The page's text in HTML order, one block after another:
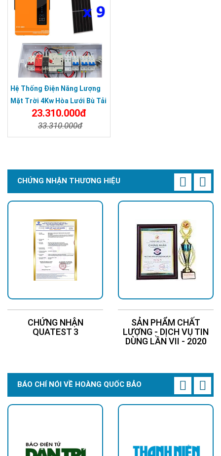
Hệ Thống Điện Năng Lượng
Mặt Trời 4Kw Hòa Lưới Bù Tải
- Độc Lập - Lưu Trữ(Hybrid)
23.310.000đ
33.310.000đ
CHỨNG NHẬN THƯƠNG HIỆU
CHỨNG NHẬN
QUATEST 3
SẢN PHẨM CHẤT
LƯỢNG - DỊCH VỤ TIN
DÙNG LẦN VII - 2020
BÁO CHÍ NÓI VỀ HOÀNG QUỐC BẢO